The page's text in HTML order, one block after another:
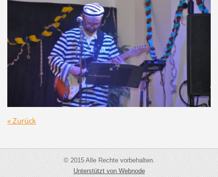
« Zurück
© 2015 Alle Rechte vorbehalten.
Unterstützt von Webnode